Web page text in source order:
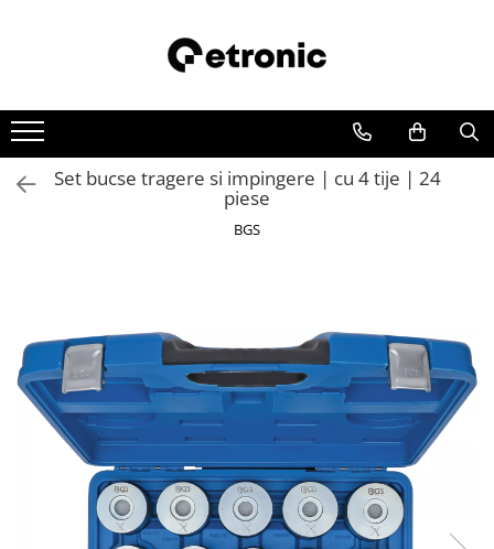
Set bucse tragere si impingere | cu 4 tije | 24
piese
BGS